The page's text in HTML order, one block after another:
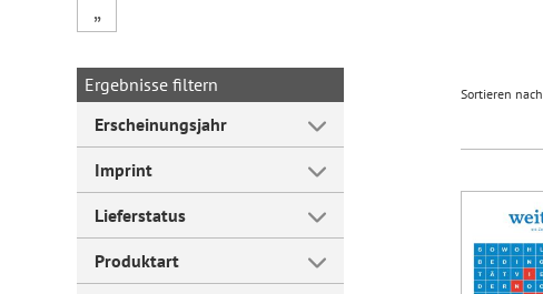
Forum Arbeitslehre
„
Ergebnisse filtern
Erscheinungsjahr
Imprint
Lieferstatus
Produktart
Sortieren nach